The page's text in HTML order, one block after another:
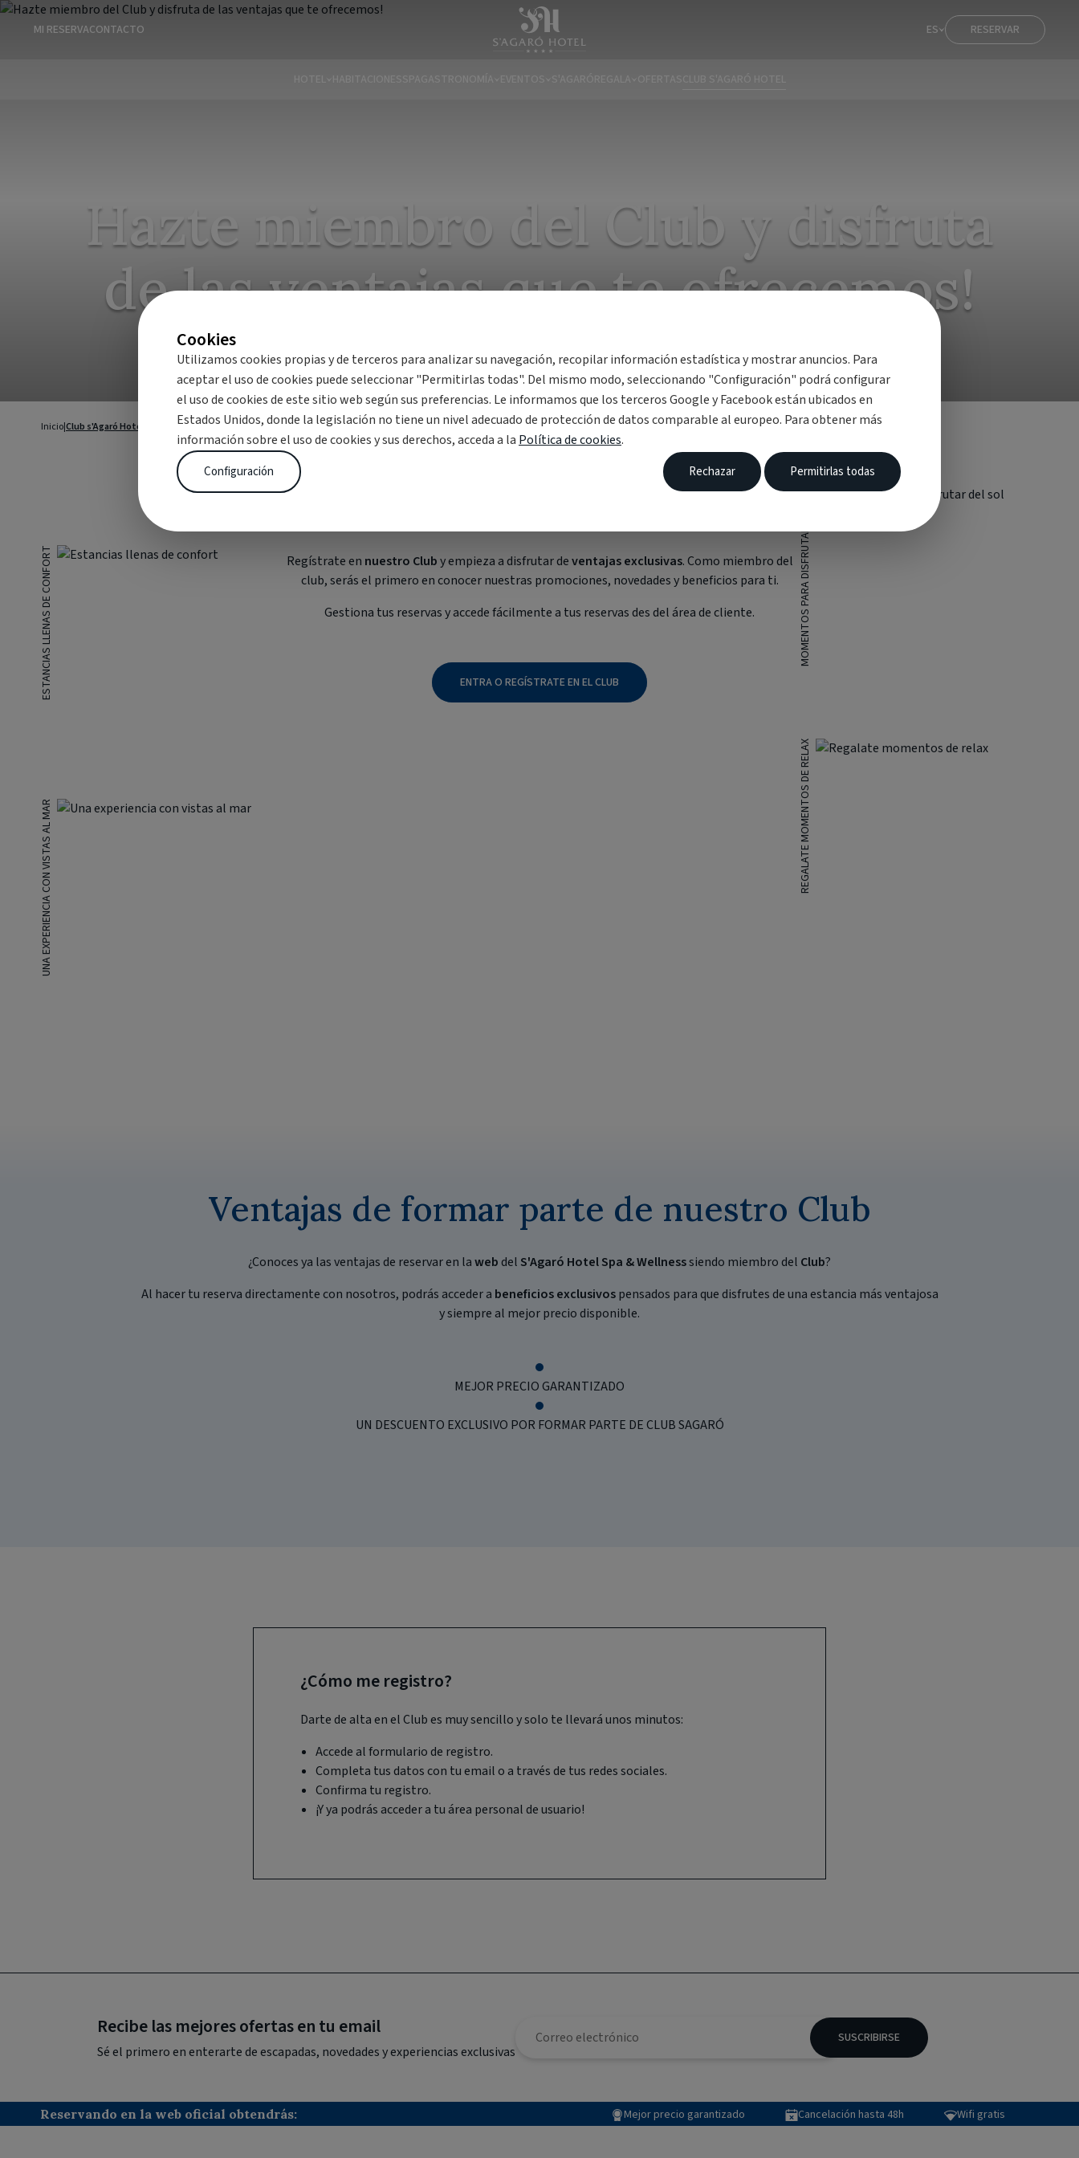
MI RESERVACONTACTO ES RESERVAR
Hazte miembro del Club y disfruta
de las ventajas que te ofrecemos!
Inicio|Club s'Agaró Hotel
ESTANCIAS LLENAS DE CONFORT
UNA EXPERIENCIA CON VISTAS AL MAR
Regístrate en nuestro Cluby empieza a disfrutar deventajas exclusivas. Como miembro del
club, serás el primero en conocer nuestras promociones, novedades y beneficios para ti.
Gestiona tus reservas y accede fácilmente a tus reservas des del área de cliente.
ENTRA O REGÍSTRATE EN EL CLUB
MOMENTOS PARA DISFRUTAR DEL SOL
REGALATE MOMENTOS DE RELAX
Ventajas de formar parte de nuestro Club
¿Conoces ya las ventajas de reservar en lawebdel S'Agaró Hotel Spa & Wellnesssiendo miembro del Club?
Al hacer tu reserva directamente con nosotros, podrás acceder a beneficios exclusivospensados para que disfrutes de una estancia más ventajosa
y siempre al mejor precio disponible.
MEJOR PRECIO GARANTIZADO
UN DESCUENTO EXCLUSIVO POR FORMAR PARTE DE CLUB SAGARÓ
¿Cómo me registro?
Darte de alta en el Club es muy sencillo y solo te llevará unos minutos:
Accede al formulario de registro.
Completa tus datos con tu email o a través de tus redes sociales.
Confirma tu registro.
¡Y ya podrás acceder a tu área personal de usuario!
Recibe las mejores ofertas en tu email
Sé el primero en enterarte de escapadas, novedades y experiencias exclusivas
SUSCRIBIRSE
Reservando en la web oficial obtendrás: Mejor precio garantizado Cancelación hasta 48h Wifi gratis
Cookies
Utilizamos cookies propias y de terceros para analizar su navegación, recopilar información estadística y mostrar anuncios. Para
aceptar el uso de cookies puede seleccionar "Permitirlas todas". Del mismo modo, seleccionando "Configuración" podrá configurar
el uso de cookies de este sitio web según sus preferencias. Le informamos que los terceros Google y Facebook están ubicados en
Estados Unidos, donde la legislación no tiene un nivel adecuado de protección de datos comparable al europeo. Para obtener más
información sobre el uso de cookies y sus derechos, acceda a la Política de cookies.
Configuración Rechazar Permitirlas todas